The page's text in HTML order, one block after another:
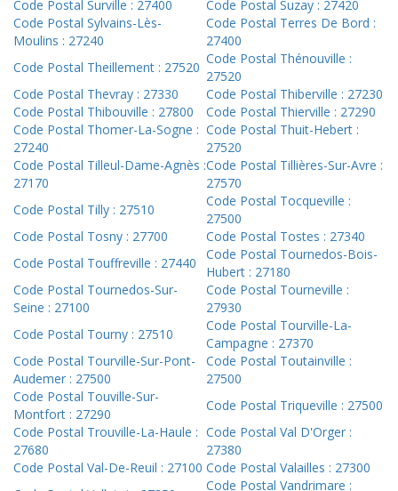
Code Postal Surville : 27400
Code Postal Suzay : 27420
Code Postal Sylvains-Lès-
Moulins : 27240
Code Postal Terres De Bord :
27400
Code Postal Theillement : 27520
Code Postal Thénouville :
27520
Code Postal Thevray : 27330
Code Postal Thiberville : 27230
Code Postal Thibouville : 27800
Code Postal Thierville : 27290
Code Postal Thomer-La-Sogne :
27240
Code Postal Thuit-Hebert :
27520
Code Postal Tilleul-Dame-Agnès :
27170
Code Postal Tillières-Sur-Avre :
27570
Code Postal Tilly : 27510
Code Postal Tocqueville :
27500
Code Postal Tosny : 27700
Code Postal Tostes : 27340
Code Postal Touffreville : 27440
Code Postal Tournedos-Bois-
Hubert : 27180
Code Postal Tournedos-Sur-
Seine : 27100
Code Postal Tourneville :
27930
Code Postal Tourny : 27510
Code Postal Tourville-La-
Campagne : 27370
Code Postal Tourville-Sur-Pont-
Audemer : 27500
Code Postal Toutainville :
27500
Code Postal Touville-Sur-
Montfort : 27290
Code Postal Triqueville : 27500
Code Postal Trouville-La-Haule :
27680
Code Postal Val D'Orger :
27380
Code Postal Val-De-Reuil : 27100 Code Postal Valailles : 27300
Code Postal Vandrimare :